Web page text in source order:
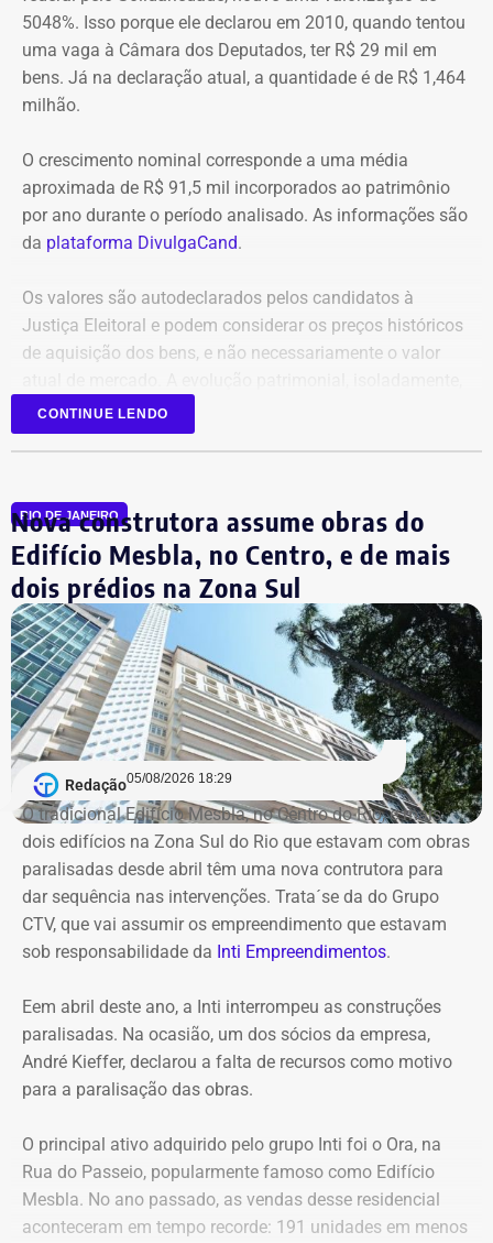
confiabilidade das informações produzidas. O relatório
foi encaminhado ao Ministério Público, ao Tribunal de
Contas e ao Conselho Administrativo de Defesa
Econômica (Cade).
Nova gestão amplia pente-fino no
instituto
As novas suspeitas surgem menos de um mês após o
Ministério Público que investigou um suposto esquema
de desvio de recursos públicos de aproximadamente R$
86 milhões.
Na ocasião, seis pessoas foram presas, entre elas o então
presidente do instituto, David Perini Vermelho, o diretor de
Marcelo Lopes da Silva
suas funções após a operação.
Desde então, a presidência interina do IRM passou a ser
exercida pelo secretário Roberto Leão, que determinou a
realização de uma auditoria completa nas contas e
contratos da autarquia. O prazo estabelecido para
conclusão dos trabalhos é de 60 dias.
Segundo a atual gestão, os levantamentos preliminares
indicam que o instituto vinha sendo utilizado para
descentralizar recursos públicos por meio de
contratações com baixo nível de controle, aproveitando a
maior flexibilidade financeira conferida à natureza
jurídica da autarquia.
COM INFORMAÇÕES DO RJ2/TV GLOBO
Até o momento, não há informação sobre feridos.
Também não se sabe o que causou o fogo na área.
5048%. Isso porque ele declarou em 2010, quando tentou
uma vaga à Câmara dos Deputados, ter R$ 29 mil em
bens. Já na declaração atual, a quantidade é de R$ 1,464
milhão.
O crescimento nominal corresponde a uma média
aproximada de R$ 91,5 mil incorporados ao patrimônio
por ano durante o período analisado. As informações são
da plataforma DivulgaCand.
Os valores são autodeclarados pelos candidatos à
Justiça Eleitoral e podem considerar os preços históricos
de aquisição dos bens, e não necessariamente o valor
não representa indício de irregularidade.
Declaração de Lauro Boto em 2026 — Foto: Reprodução/DivulgaCand
Declaração de Lauro Boto em 2010 — Foto: Reprodução/DivulgaCand
CONTINUE LENDO
RIO DE JANEIRO
Nova construtora assume obras do
Edifício Mesbla, no Centro, e de mais
dois prédios na Zona Sul
Redação05/08/2026 18:29
O tradicional Edifício Mesbla, no Centro do Rio, e mais
dois edifícios na Zona Sul do Rio que estavam com obras
paralisadas desde abril têm uma nova contrutora para
dar sequência nas intervenções. Trata´se da do Grupo
CTV, que vai assumir os empreendimento que estavam
sob responsabilidade da Inti Empreendimentos.
Eem abril deste ano, a Inti interrompeu as construções
paralisadas. Na ocasião, um dos sócios da empresa,
André Kieffer, declarou a falta de recursos como motivo
para a paralisação das obras.
O principal ativo adquirido pelo grupo Inti foi o Ora, na
Rua do Passeio, popularmente famoso como Edifício
Mesbla. No ano passado, as vendas desse residencial
aconteceram em tempo recorde: 191 unidades em menos